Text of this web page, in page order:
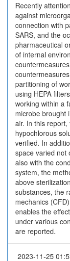
Recently
against
connection with
SARS, and the
pharmaceutical
of internal
partitioning of
using HEPA
working within a
microbe brought
air. In this
hypochlorous
verified. In
space varied not
also with the
system, the
above
substances, the
mechanics
enables the
under various
are reported.
2023-11-25